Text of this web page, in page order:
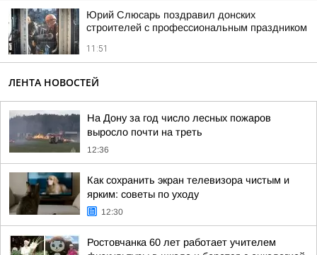
Юрий Слюсарь поздравил донских
строителей с профессиональным праздником
11:51
ЛЕНТА НОВОСТЕЙ
На Дону за год число лесных пожаров
выросло почти на треть
12:36
Как сохранить экран телевизора чистым и
ярким: советы по уходу
12:30
Ростовчанка 60 лет работает учителем